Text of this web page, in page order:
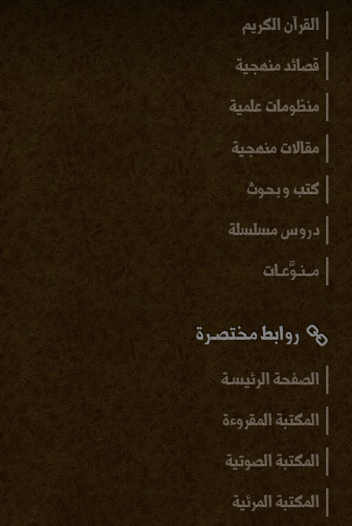
القرآن الكريم
قصائد منهجية
منظومات علمية
مقالات منهجية
كتب و بحوث
دروس مسلسلة
مــنـوَّعـات
روابط مختصـرة
الصفحة الرئيسـة
المكتبة المقروءة
المكتبة الصوتية
المكتبة المرئية